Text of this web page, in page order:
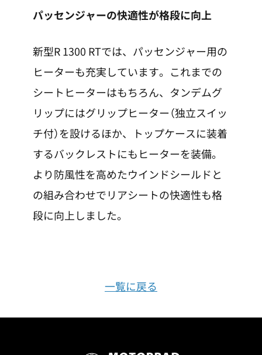
パッセンジャーの快適性が格段に向上
新型R 1300 RTでは、パッセンジャー用の
ヒーターも充実しています。これまでの
シートヒーターはもちろん、タンデムグ
リップにはグリップヒーター（独立スイッ
チ付）を設けるほか、トップケースに装着
するバックレストにもヒーターを装備。
より防風性を高めたウインドシールドと
の組み合わせでリアシートの快適性も格
段に向上しました。
一覧に戻る